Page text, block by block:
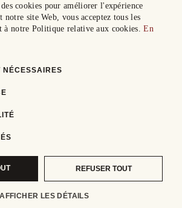
cookies pour améliorer l'expérience
site Web, vous acceptez tous les
à notre Politique relative aux cookies.En
NÉCESSAIRES
REFUSER TOUT
AFFICHER LES DÉTAILS